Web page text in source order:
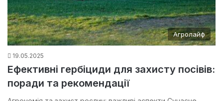
Агролайф
19.05.2025
Ефективні гербіциди для захисту посівів:
поради та рекомендації